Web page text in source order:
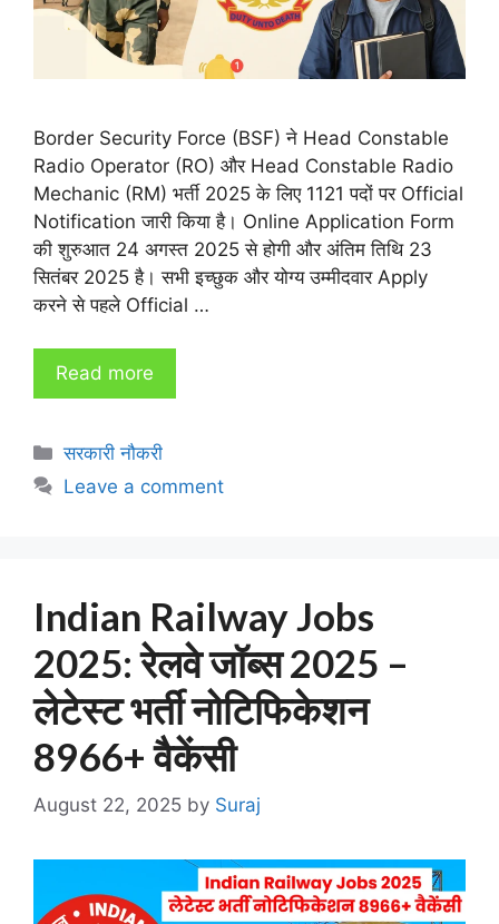
Border Security Force (BSF) ने Head Constable
Radio Operator (RO) और Head Constable Radio
Mechanic (RM) भर्ती 2025 के लिए 1121 पदों पर Official
Notification जारी किया है। Online Application Form
की शुरुआत 24 अगस्त 2025 से होगी और अंतिम तिथि 23
सितंबर 2025 है। सभी इच्छुक और योग्य उम्मीदवार Apply
करने से पहले Official …
Read more
Categories
सरकारी नौकरी
Leave a comment
Indian Railway Jobs
2025: रेलवे जॉब्स 2025 –
लेटेस्ट भर्ती नोटिफिकेशन
8966+ वैकेंसी
August 22, 2025 by Suraj